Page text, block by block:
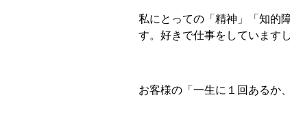
私にとっての「精神」「知的
す。 好きで仕事をしています
お客様の「一生に１回あるか